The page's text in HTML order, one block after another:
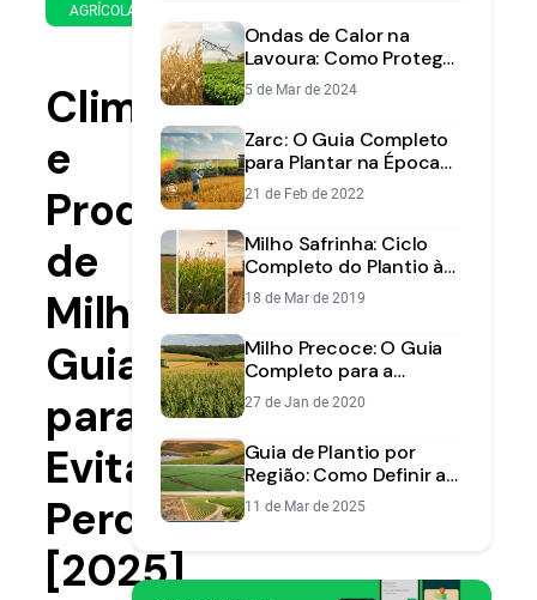
AGRÍCOLA
de
2025
leitura
Clima
e
Produção
de
Milho:
Guia
para
Evitar
Perdas
[2025]
Ondas de Calor na
Lavoura: Como Proteger
Soja e Milho do Estresse
Climático
5 de Mar de 2024
Zarc: O Guia Completo
para Plantar na Época
Certa e com Menos
Risco
21 de Feb de 2022
Milho Safrinha: Ciclo
Completo do Plantio à
Colheita | Aegro
18 de Mar de 2019
Milho Precoce: O Guia
Completo para a
Safrinha de Alta
Produtividade
27 de Jan de 2020
Guia de Plantio por
Região: Como Definir a
Melhor Época para
Semear no Brasil
11 de Mar de 2025